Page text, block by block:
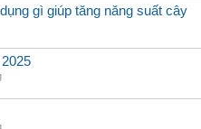
gì giúp tăng năng suất cây